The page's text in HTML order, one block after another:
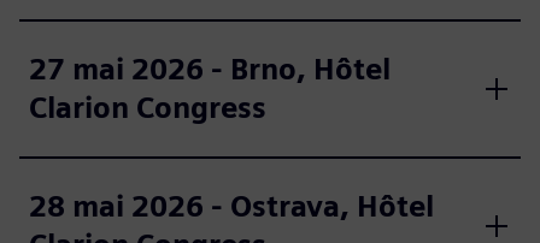
27 mai 2026 - Brno, Hôtel
Clarion Congress
28 mai 2026 - Ostrava, Hôtel